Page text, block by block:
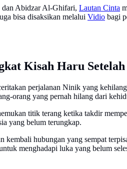
Abidzar Al-Ghifari, Lautan Cinta
bisa disaksikan melalui Vidio bagi
Kisah Haru
perjalanan Ninik yang
orang yang pernah hilang dari
titik terang ketika takdir
yang belum terungkap.
kembali hubungan yang sempat
menghadapi luka yang belum